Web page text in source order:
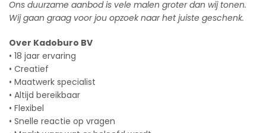
Ons duurzame aanbod is vele malen groter dan wij tonen.
Wij gaan graag voor jou opzoek naar het juiste geschenk.
Over Kadoburo BV
• 18 jaar ervaring
• Creatief
• Maatwerk specialist
• Altijd bereikbaar
• Flexibel
• Snelle reactie op vragen